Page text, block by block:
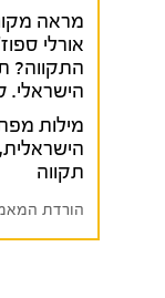
מראה
התקווה?
הישראלי.
מילות
הישראלית,
תקווה
הורדת